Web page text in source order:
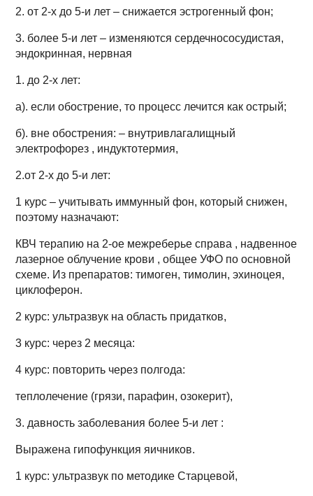
2. от 2-х до 5-и лет – снижается эстрогенный фон;
3. более 5-и лет – изменяются сердечнососудистая,
эндокринная, нервная
1. до 2-х лет:
а). если обострение, то процесс лечится как острый;
б). вне обострения: – внутривлагалищный
электрофорез , индуктотермия,
2.от 2-х до 5-и лет:
1 курс – учитывать иммунный фон, который снижен,
поэтому назначают:
КВЧ терапию на 2-ое межреберье справа , надвенное
лазерное облучение крови , общее УФО по основной
схеме. Из препаратов: тимоген, тимолин, эхиноцея,
циклоферон.
2 курс: ультразвук на область придатков,
3 курс: через 2 месяца:
4 курс: повторить через полгода:
теплолечение (грязи, парафин, озокерит),
3. давность заболевания более 5-и лет :
Выражена гипофункция яичников.
1 курс: ультразвук по методике Старцевой,